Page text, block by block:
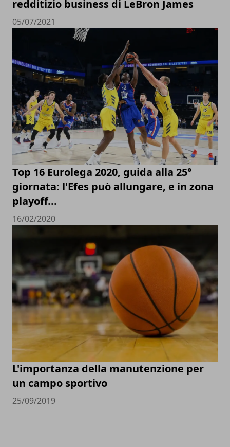
redditizio business di LeBron James
05/07/2021
Top 16 Eurolega 2020, guida alla 25°
giornata: l'Efes può allungare, e in zona
playoff...
16/02/2020
L'importanza della manutenzione per
un campo sportivo
25/09/2019